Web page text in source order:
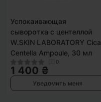
Успокаивающая
сыворотка с центеллой
W.SKIN LABORATORY Cica
Centella Ampoule, 30 мл
0
1 400 ₴
Уведомить меня